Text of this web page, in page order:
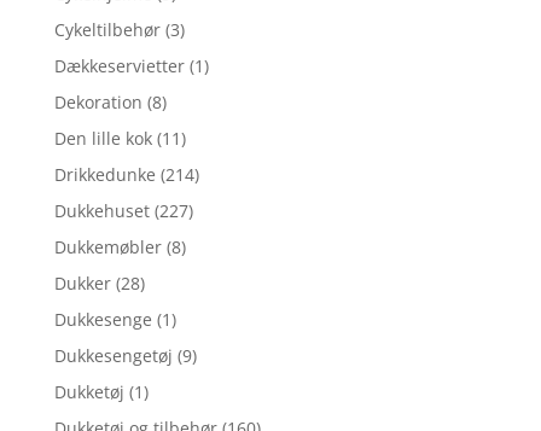
Cykeltilbehør (3)
Dækkeservietter (1)
Dekoration (8)
Den lille kok (11)
Drikkedunke (214)
Dukkehuset (227)
Dukkemøbler (8)
Dukker (28)
Dukkesenge (1)
Dukkesengetøj (9)
Dukketøj (1)